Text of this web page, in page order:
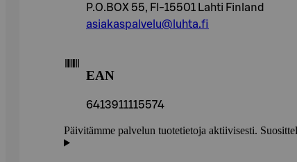
P.O.BOX 55, FI-15501 Lahti Finland
asiakaspalvelu@luhta.fi
EAN
6413911115574
Päivitämme palvelun tuotetietoja aktiivisesti.